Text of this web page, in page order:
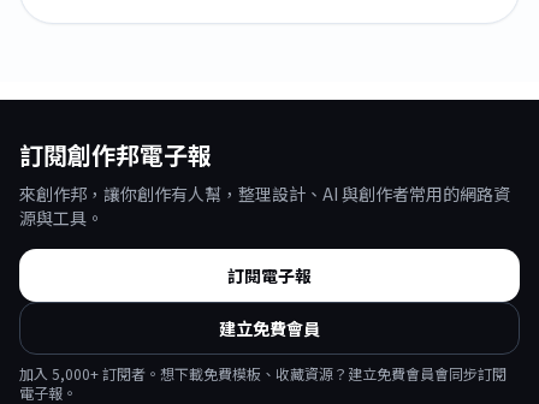
訂閱創作邦電子報
來創作邦，讓你創作有人幫，整理設計、AI 與創作者常用的網路資
源與工具。
訂閱電子報
建立免費會員
加入 5,000+ 訂閱者。想下載免費模板、收藏資源？建立免費會員會同步訂閱
電子報。